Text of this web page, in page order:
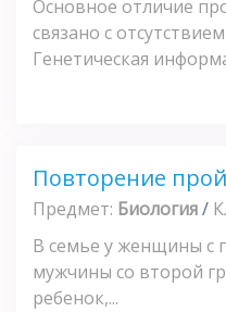
Основное отличие
связано с
Генетическая
Повторение
Предмет: Биология/
В семье у женщины с
мужчины со второй
ребенок,...